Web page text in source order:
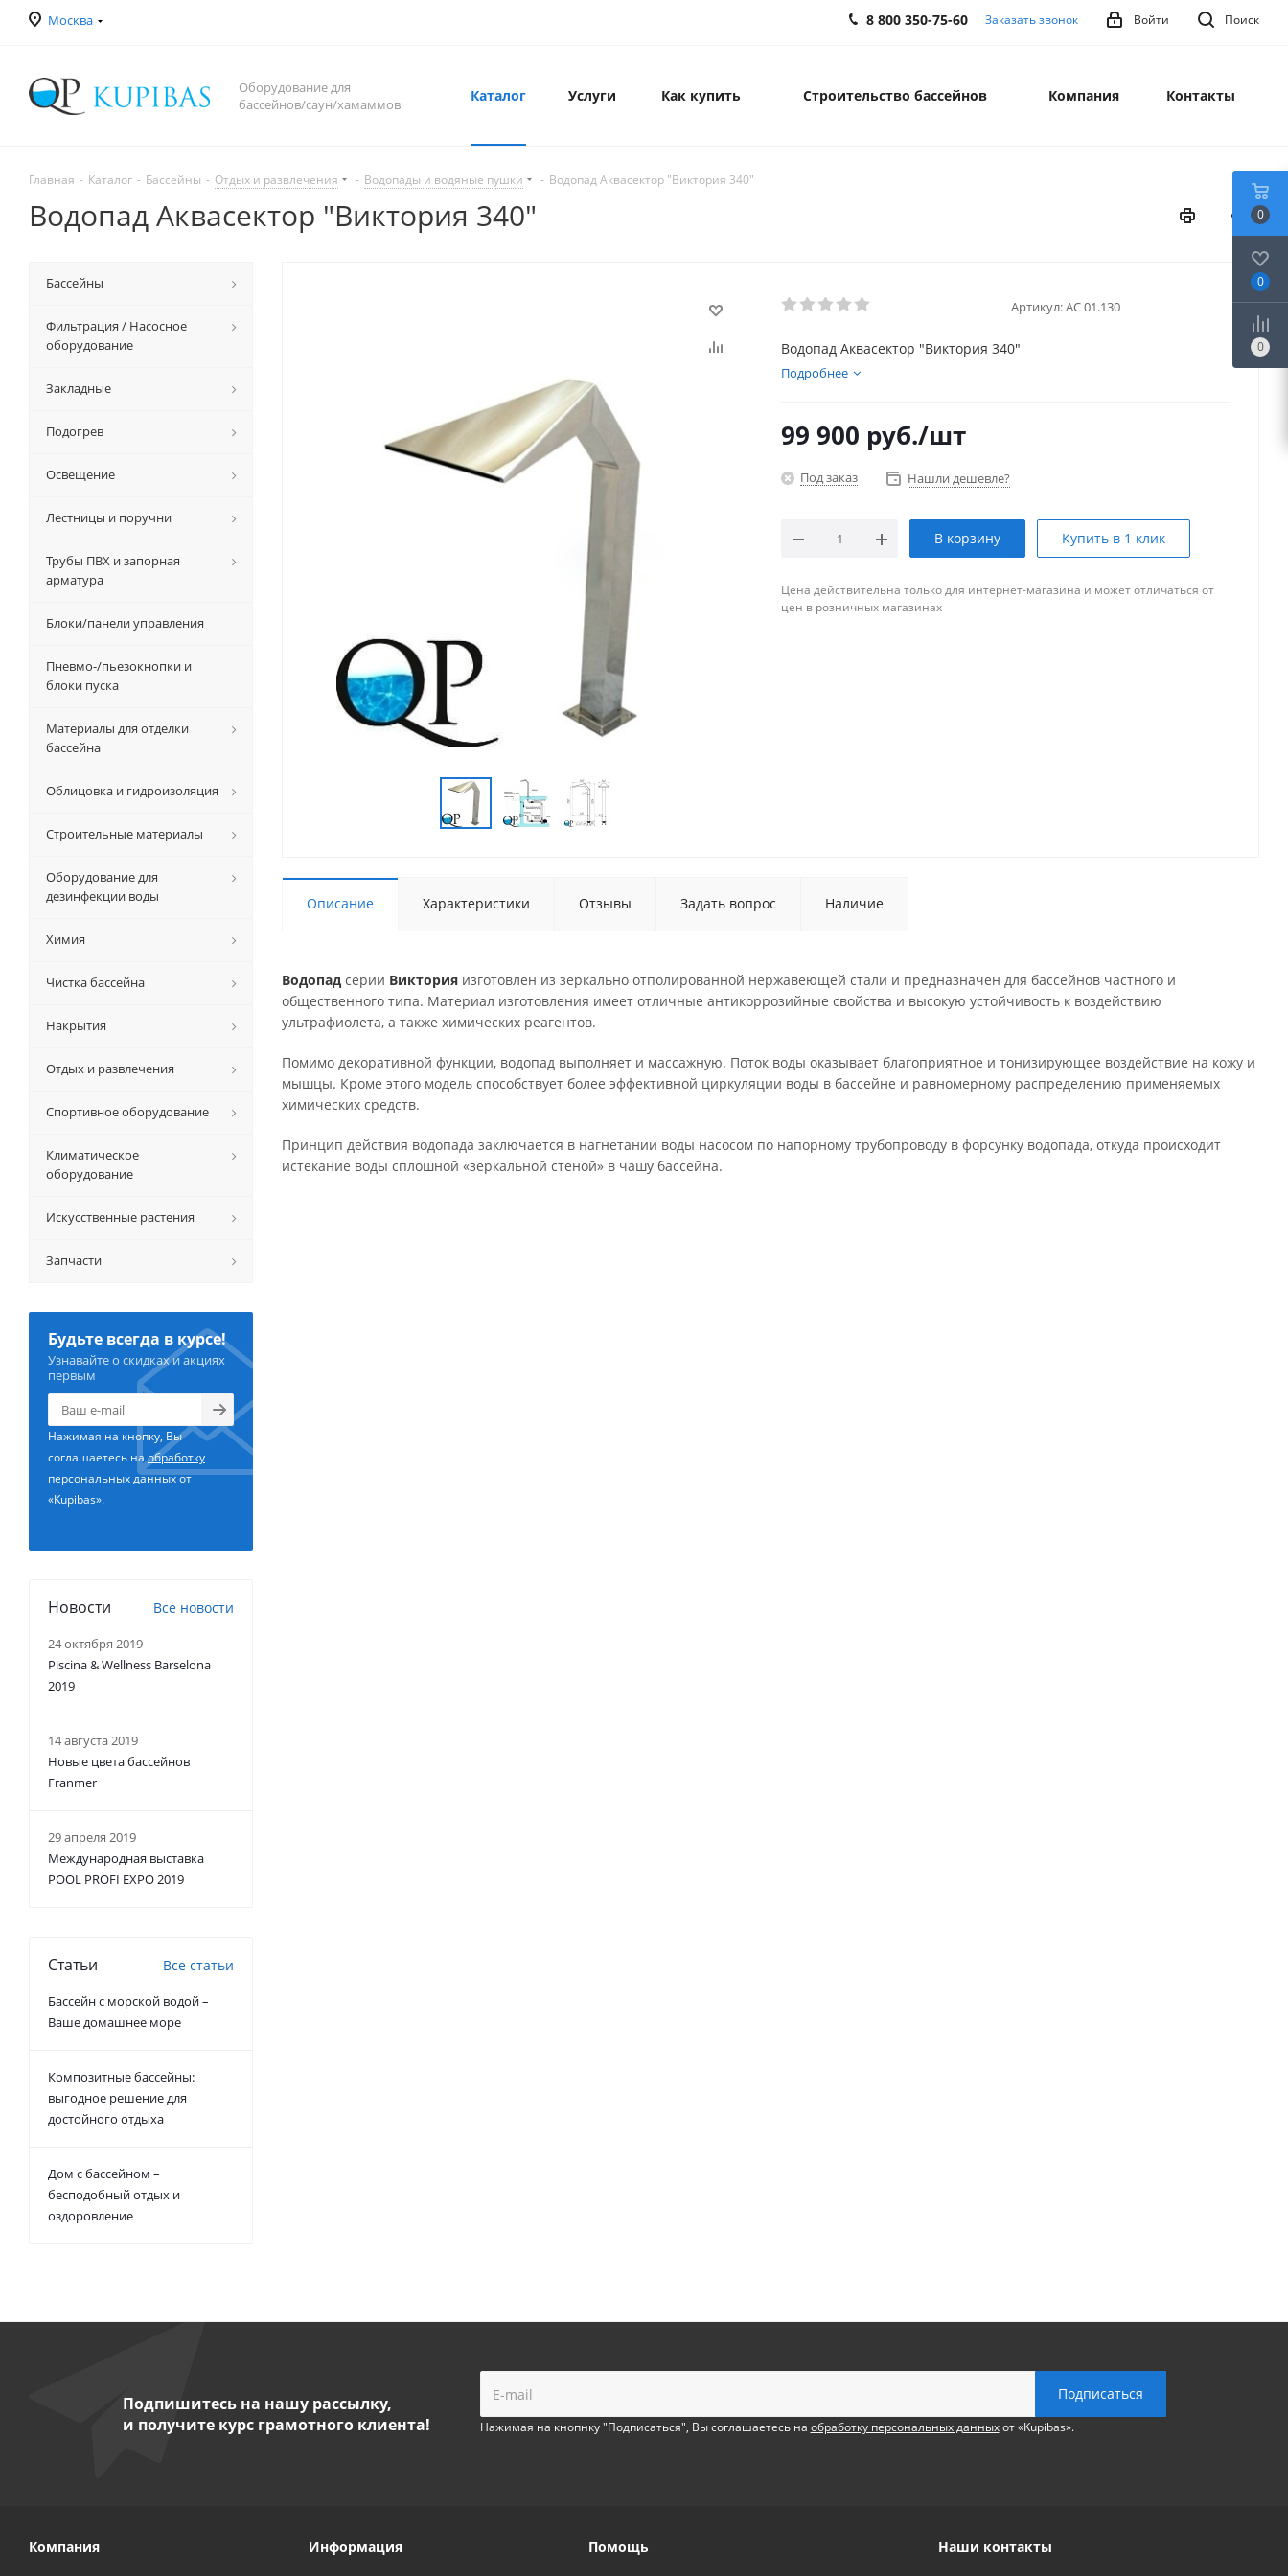
Москва Поиск
Войти
8 800 350-75-60 Заказать звонок
Оборудование для
бассейнов/саун/хамаммов
Каталог Услуги Как купить Строительство бассейнов Компания Контакты
Главная - Каталог - Бассейны - Отдых и развлечения - Водопады и водяные пушки - Водопад Аквасектор "Виктория 340"
Водопад Аквасектор "Виктория 340"
Артикул:АС 01.130
Водопад Аквасектор "Виктория 340"
Подробнее
99 900 руб./шт
Под заказ Нашли дешевле?
В корзину Купить в 1 клик
Цена действительна только для интернет-магазина и может отличаться от
цен в розничных магазинах
Описание Характеристики Отзывы Задать вопрос Наличие
Водопад серии Виктория изготовлен из зеркально отполированной нержавеющей стали и предназначен для бассейнов частного и
общественного типа. Материал изготовления имеет отличные антикоррозийные свойства и высокую устойчивость к воздействию
ультрафиолета, а также химических реагентов.
Помимо декоративной функции, водопад выполняет и массажную. Поток воды оказывает благоприятное и тонизирующее воздействие на кожу и
мышцы. Кроме этого модель способствует более эффективной циркуляции воды в бассейне и равномерному распределению применяемых
химических средств.
Принцип действия водопада заключается в нагнетании воды насосом по напорному трубопроводу в форсунку водопада, откуда происходит
истекание воды сплошной «зеркальной стеной» в чашу бассейна.
Бассейны
Фильтрация / Насосное
оборудование
Закладные
Подогрев
Освещение
Лестницы и поручни
Трубы ПВХ и запорная
арматура
Блоки/панели управления
Пневмо-/пьезокнопки и
блоки пуска
Материалы для отделки
бассейна
Облицовка и гидроизоляция
Строительные материалы
Оборудование для
дезинфекции воды
Химия
Чистка бассейна
Накрытия
Отдых и развлечения
Спортивное оборудование
Климатическое
оборудование
Искусственные растения
Запчасти
Будьте всегда в курсе!
Узнавайте о скидках и акциях
первым
Нажимая на кнопку, Вы
соглашаетесь наобработку
персональных данныхот
«Kupibas».
Новости Все новости
24 октября 2019
Piscina & Wellness Barselona
2019
14 августа 2019
Новые цвета бассейнов
Franmer
29 апреля 2019
Международная выставка
POOL PROFI EXPO 2019
Статьи Все статьи
Бассейн с морской водой –
Ваше домашнее море
Композитные бассейны:
выгодное решение для
достойного отдыха
Дом с бассейном –
бесподобный отдых и
оздоровление
Подпишитесь на нашу рассылку,
и получите курс грамотного клиента!
Нажимая на кнопнку "Подписаться", Вы соглашаетесь на обработку персональных данныхот «Kupibas».
Компания Информация Помощь Наши контакты
0
0
0